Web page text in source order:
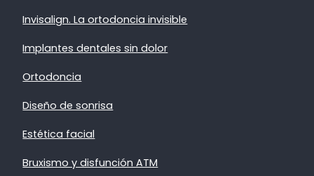
Invisalign. La ortodoncia invisible
Implantes dentales sin dolor
Ortodoncia
Diseño de sonrisa
Estética facial
Bruxismo y disfunción ATM